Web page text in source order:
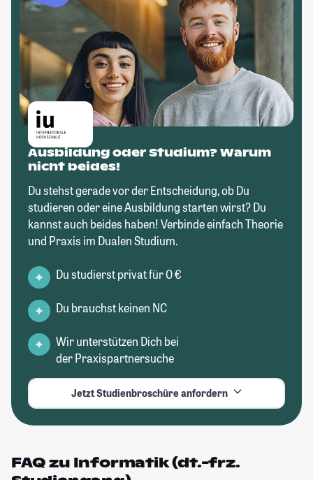
Ausbildung oder Studium? Warum
nicht beides!
Du stehst gerade vor der Entscheidung, ob Du
studieren oder eine Ausbildung starten wirst? Du
kannst auch beides haben! Verbinde einfach Theorie
und Praxis im Dualen Studium.
Du studierst privat für 0 €
Du brauchst keinen NC
Wir unterstützen Dich bei
der Praxispartnersuche
Jetzt Studienbroschüre anfordern
FAQ zu Informatik (dt.-frz.